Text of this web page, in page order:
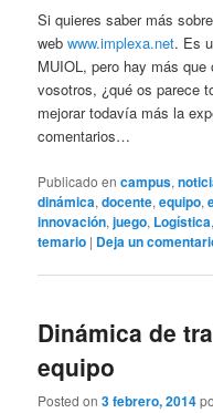
Si quieres saber más
webwww.implexa.net. Es
MUIOL, pero hay más
vosotros, ¿qué os parece
mejorar todavía más la
comentarios…
Publicado en campus,
dinámica,docente,equipo,
innovación,juego, Logística
temario | Deja un
Dinámica de
equipo
Posted on3 febrero, 2014